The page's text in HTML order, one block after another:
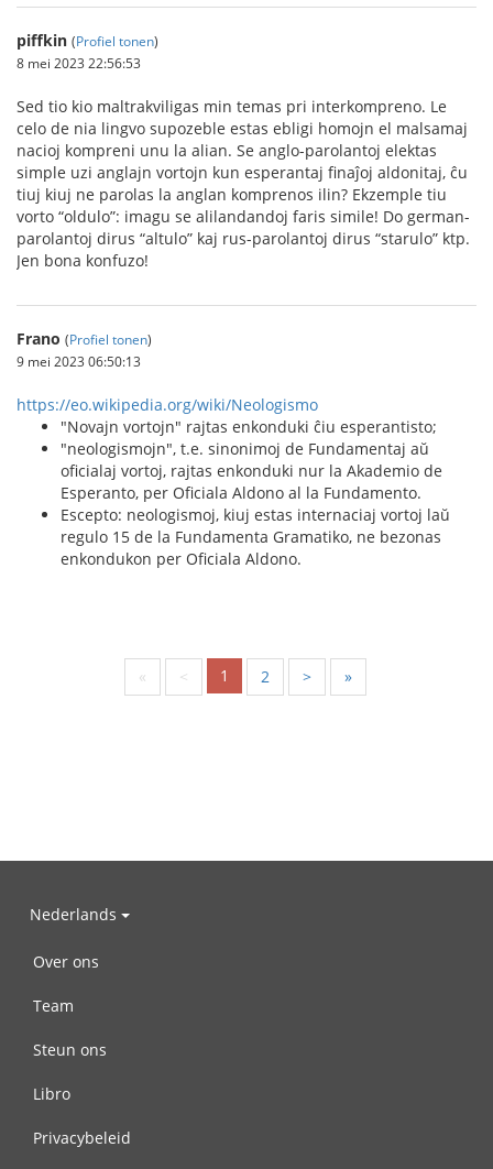
piffkin (Profiel tonen)
8 mei 2023 22:56:53
Sed tio kio maltrakviligas min temas pri interkompreno. Le
celo de nia lingvo supozeble estas ebligi homojn el malsamaj
nacioj kompreni unu la alian. Se anglo-parolantoj elektas
simple uzi anglajn vortojn kun esperantaj finaĵoj aldonitaj, ĉu
tiuj kiuj ne parolas la anglan komprenos ilin? Ekzemple tiu
vorto “oldulo”: imagu se alilandandoj faris simile! Do german-
parolantoj dirus “altulo” kaj rus-parolantoj dirus “starulo” ktp.
Jen bona konfuzo!
Frano (Profiel tonen)
9 mei 2023 06:50:13
https://eo.wikipedia.org/wiki/Neologismo
"Novajn vortojn" rajtas enkonduki ĉiu esperantisto;
"neologismojn", t.e. sinonimoj de Fundamentaj aŭ
oficialaj vortoj, rajtas enkonduki nur la Akademio de
Esperanto, per Oficiala Aldono al la Fundamento.
Escepto: neologismoj, kiuj estas internaciaj vortoj laŭ
regulo 15 de la Fundamenta Gramatiko, ne bezonas
enkondukon per Oficiala Aldono.
« < 1 2 > »
Nederlands
Over ons
Team
Steun ons
Libro
Privacybeleid